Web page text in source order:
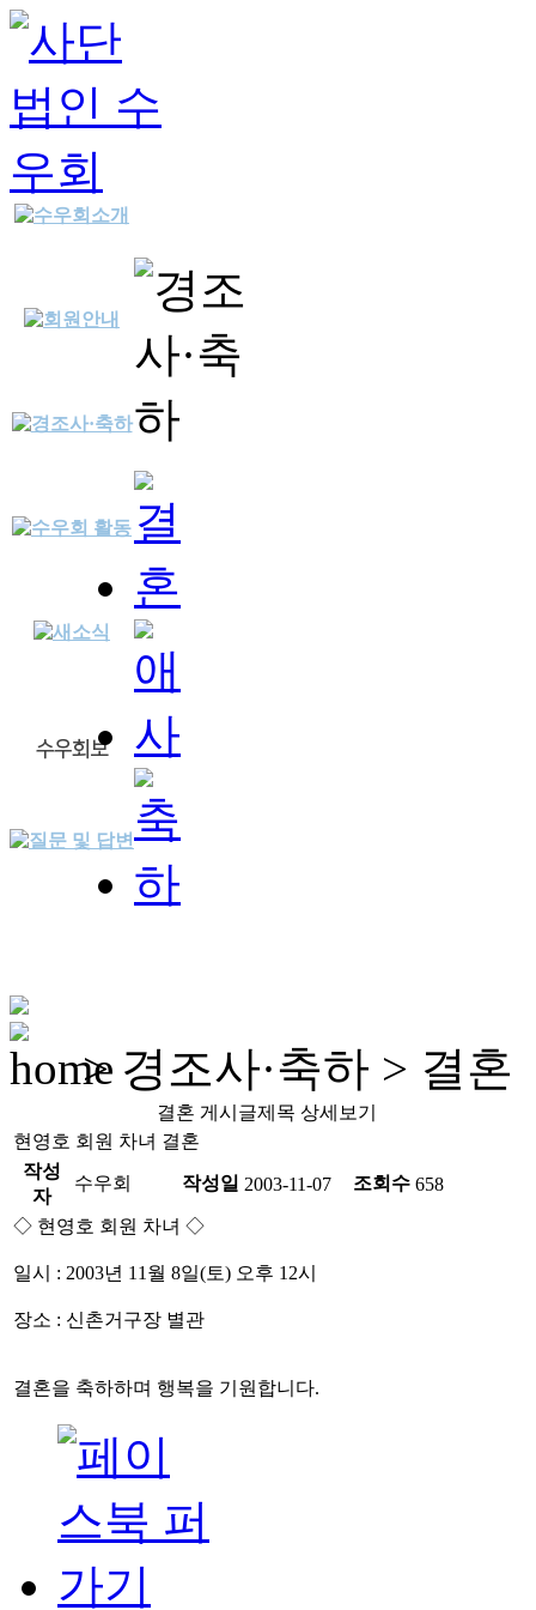
> 경조사·축하 > 결혼
결혼 게시글제목 상세보기
현영호 회원 차녀 결혼
작성
자
수우회 작성일 2003-11-07 조회수 658
◇ 현영호 회원 차녀 ◇
일시 : 2003년 11월 8일(토) 오후 12시
장소 : 신촌거구장 별관
결혼을 축하하며 행복을 기원합니다.